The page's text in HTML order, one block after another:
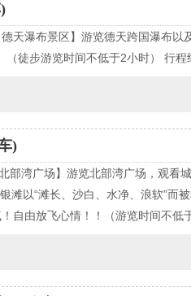
天瀑布景区】游览德天跨国瀑布
徒步游览时间不低于2小时） 行程
)
湾广场】游览北部湾广场，观看
以“滩长、沙白、水净、浪软”而
自由放飞心情！！（游览时间不